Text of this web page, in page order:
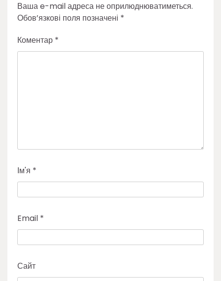
Ваша e-mail адреса не оприлюднюватиметься.
Обов’язкові поля позначені *
Коментар *
Ім'я *
Email *
Сайт